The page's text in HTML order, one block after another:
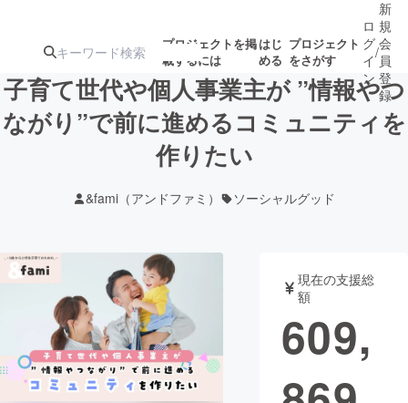
プロジェクトを掲
載するには
はじ
める
プロジェクト
をさがす
注目の新着プロ募集終了が近いプ
テクノロジー・ガジェット
映像・映画 書籍・雑誌
ビジネス・起業 チャレンジ
ロ
グ
イ
ン
/
新
規
会
員
登
録
子育て世代や個人事業主が ”情報やつ
ながり”で前に進めるコミュニティを
作りたい
&fami（アンドファミ） ソーシャルグッド
現在の支援総
額
609,